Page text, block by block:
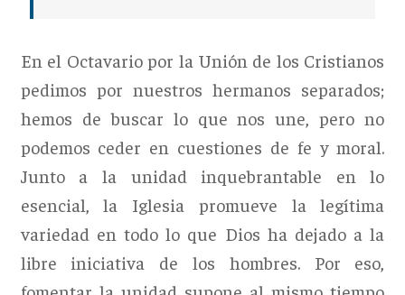
En el Octavario por la Unión de los Cristianos
pedimos por nuestros hermanos separados;
hemos de buscar lo que nos une, pero no
podemos ceder en cuestiones de fe y moral.
Junto a la unidad inquebrantable en lo
esencial, la Iglesia promueve la legítima
variedad en todo lo que Dios ha dejado a la
libre iniciativa de los hombres. Por eso,